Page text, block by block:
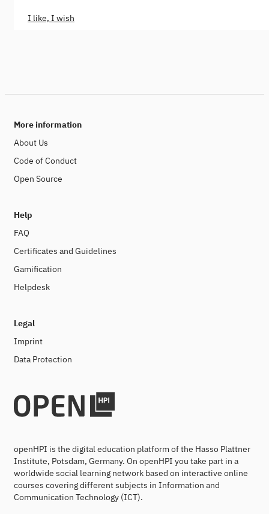
I like, I wish
More information
About Us
Code of Conduct
Open Source
Help
FAQ
Certificates and Guidelines
Gamification
Helpdesk
Legal
Imprint
Data Protection
openHPI is the digital education platform of the Hasso Plattner
Institute, Potsdam, Germany. On openHPI you take part in a
worldwide social learning network based on interactive online
courses covering different subjects in Information and
Communication Technology (ICT).